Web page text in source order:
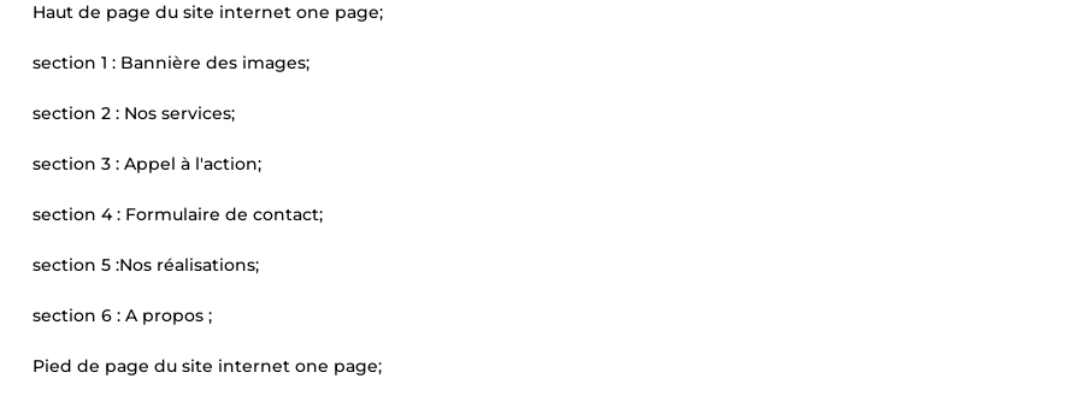
Haut de page du site internet one page;
section 1 : Bannière des images;
section 2 : Nos services;
section 3 : Appel à l'action;
section 4 : Formulaire de contact;
section 5 :Nos réalisations;
section 6 : A propos ;
Pied de page du site internet one page;